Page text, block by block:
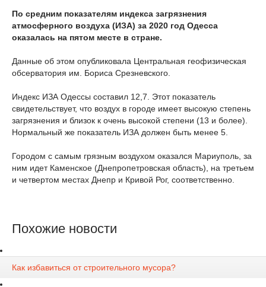
По средним показателям индекса загрязнения
атмосферного воздуха (ИЗА) за 2020 год Одесса
оказалась на пятом месте в стране.
Данные об этом опубликовала Центральная геофизическая
обсерватория им. Бориса Срезневского.
Индекс ИЗА Одессы составил 12,7. Этот показатель
свидетельствует, что воздух в городе имеет высокую степень
загрязнения и близок к очень высокой степени (13 и более).
Нормальный же показатель ИЗА должен быть менее 5.
Городом с самым грязным воздухом оказался Мариуполь, за
ним идет Каменское (Днепропетровская область), на третьем
и четвертом местах Днепр и Кривой Рог, соответственно.
Похожие новости
Как избавиться от строительного мусора?